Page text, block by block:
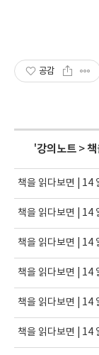
공감
'강의노트 >
책을 읽다보면 | 14
책을 읽다보면 | 14
책을 읽다보면 | 14
책을 읽다보면 | 14
책을 읽다보면 | 14
책을 읽다보면 | 14